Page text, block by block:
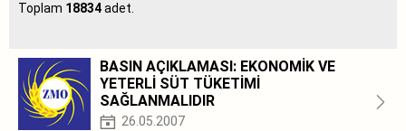
Toplam 18834adet.
BASIN AÇIKLAMASI: EKONOMİK VE
YETERLİ SÜT TÜKETİMİ
SAĞLANMALIDIR
26.05.2007